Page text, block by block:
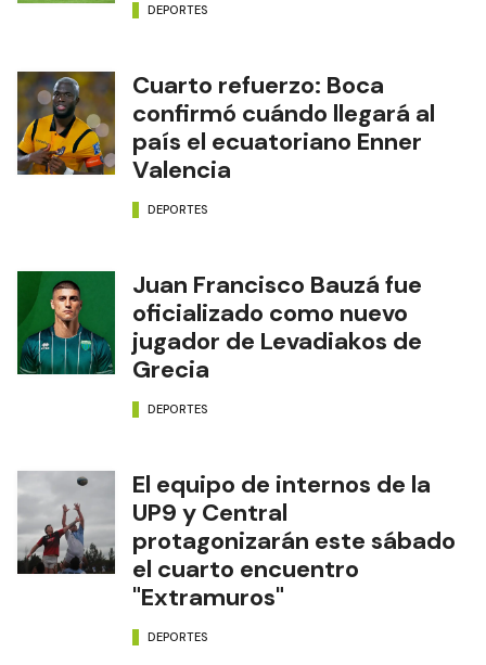
DEPORTES
Cuarto refuerzo: Boca
confirmó cuándo llegará al
país el ecuatoriano Enner
Valencia
DEPORTES
Juan Francisco Bauzá fue
oficializado como nuevo
jugador de Levadiakos de
Grecia
DEPORTES
El equipo de internos de la
UP9 y Central
protagonizarán este sábado
el cuarto encuentro
"Extramuros"
DEPORTES